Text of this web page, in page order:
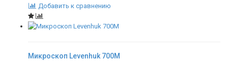
Добавить к сравнению
Микроскоп Levenhuk 700M